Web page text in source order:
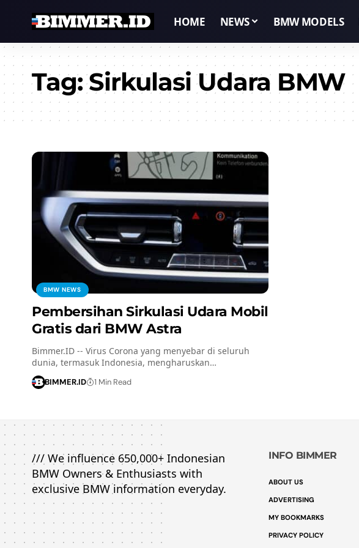
HOME NEWS BMW MODELS
Tag:Sirkulasi Udara BMW
BMW NEWS
Pembersihan Sirkulasi Udara Mobil
Gratis dari BMW Astra
Bimmer.ID -- Virus Corona yang menyebar di seluruh
dunia, termasuk Indonesia, mengharuskan…
BIMMER.ID 1 Min Read
/// We influence 650,000+ Indonesian
BMW Owners & Enthusiasts with
exclusive BMW information everyday.
INFO BIMMER
ABOUT US
ADVERTISING
MY BOOKMARKS
PRIVACY POLICY